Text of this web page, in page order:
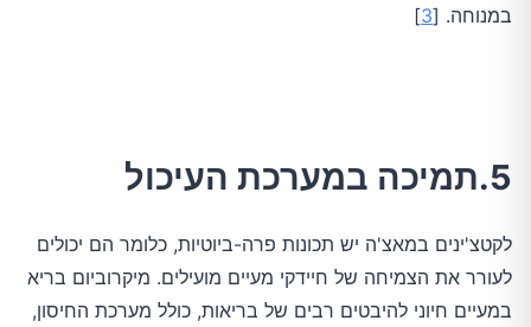
במנוחה. [3
]
5.תמיכה במערכת העיכול
לקטצ'ינים במאצ'ה יש תכונות פרה-ביוטיות, כלומר הם יכולים
לעורר את הצמיחה של חיידקי מעיים מועילים. מיקרוביום בריא
במעיים חיוני להיבטים רבים של בריאות, כולל מערכת החיסון,